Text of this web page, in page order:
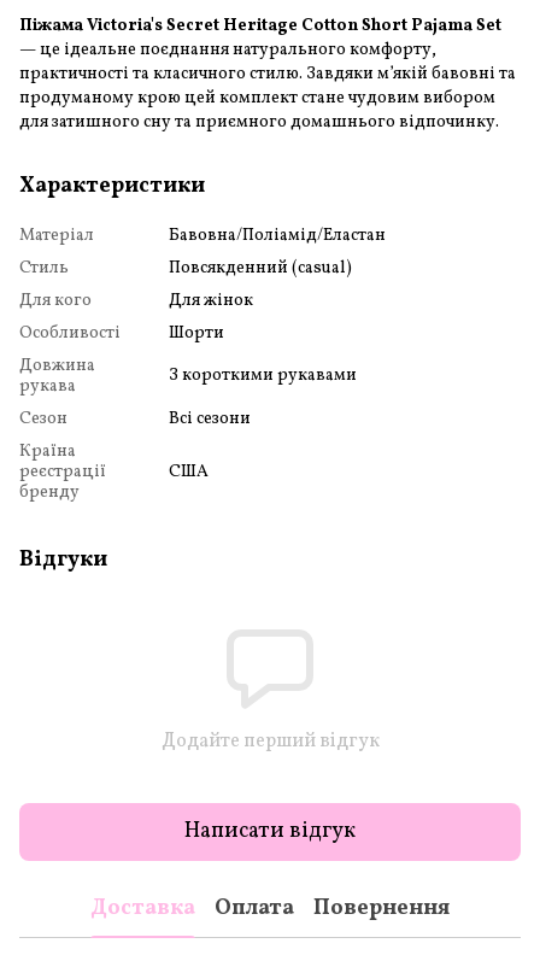
Піжама Victoria's Secret Heritage Cotton Short Pajama Set
— це ідеальне поєднання натурального комфорту,
практичності та класичного стилю. Завдяки м’якій бавовні та
продуманому крою цей комплект стане чудовим вибором
для затишного сну та приємного домашнього відпочинку.
Характеристики
Матеріал
Бавовна/Поліамід/Еластан
Стиль
Повсякденний (casual)
Для кого
Для жінок
Особливості
Шорти
Довжина
рукава
З короткими рукавами
Сезон
Всі сезони
Країна
реєстрації
бренду
США
Відгуки
Додайте перший відгук
Написати відгук
Доставка Оплата Повернення